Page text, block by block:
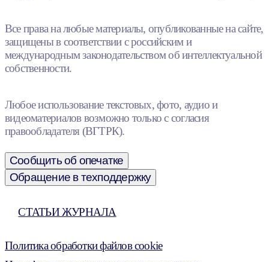
Все права на любые материалы, опубликованные на сайте,
защищены в соответствии с российским и
международным законодательством об интеллектуальной
собственности.
Любое использование текстовых, фото, аудио и
видеоматериалов возможно только с согласия
правообладателя (ВГТРК).
Сообщить об опечатке
Обращение в техподдержку
СТАТЬИ ЖУРНАЛА
Политика обработки файлов cookie